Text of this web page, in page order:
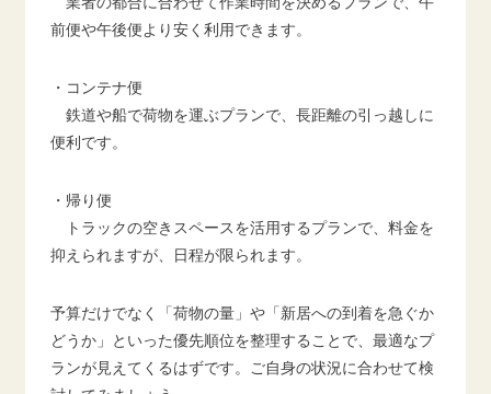
前便や午後便より安く利用できます。
・コンテナ便
鉄道や船で荷物を運ぶプランで、長距離の引っ越しに
便利です。
・帰り便
トラックの空きスペースを活用するプランで、料金を
抑えられますが、日程が限られます。
予算だけでなく「荷物の量」や「新居への到着を急ぐか
どうか」といった優先順位を整理することで、最適なプ
ランが見えてくるはずです。ご自身の状況に合わせて検